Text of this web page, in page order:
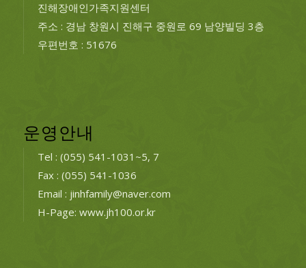
진해장애인가족지원센터
주소 : 경남 창원시 진해구 중원로 69 남양빌딩 3층
우편번호 : 51676
운영안내
Tel : (055) 541-1031~5, 7
Fax : (055) 541-1036
Email : jinhfamily@naver.com
H-Page: www.jh100.or.kr